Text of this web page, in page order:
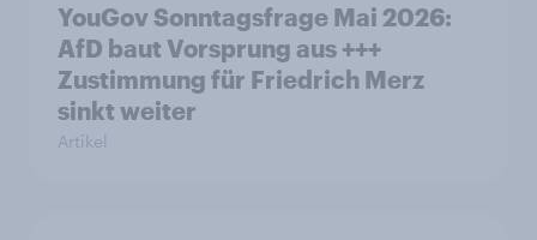
YouGov Sonntagsfrage Mai 2026:
AfD baut Vorsprung aus +++
Zustimmung für Friedrich Merz
sinkt weiter
Artikel